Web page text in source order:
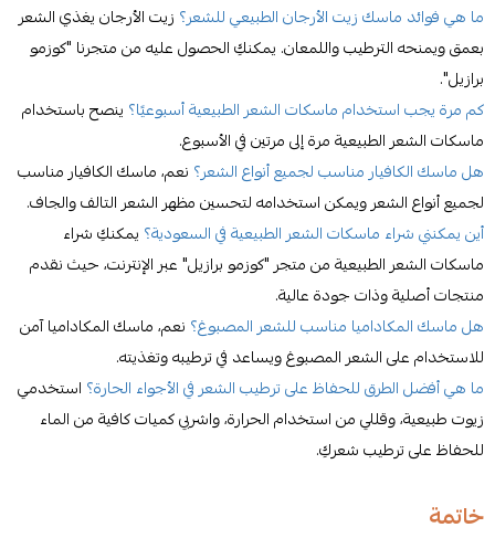
ما هي فوائد ماسك زيت الأرجان الطبيعي للشعر؟ زيت الأرجان يغذي الشعر
بعمق ويمنحه الترطيب واللمعان. يمكنكِ الحصول عليه من متجرنا "كوزمو
برازيل".
كم مرة يجب استخدام ماسكات الشعر الطبيعية أسبوعيًا؟ ينصح باستخدام
ماسكات الشعر الطبيعية مرة إلى مرتين في الأسبوع.
هل ماسك الكافيار مناسب لجميع أنواع الشعر؟ نعم، ماسك الكافيار مناسب
لجميع أنواع الشعر ويمكن استخدامه لتحسين مظهر الشعر التالف والجاف.
أين يمكنني شراء ماسكات الشعر الطبيعية في السعودية؟ يمكنكِ شراء
ماسكات الشعر الطبيعية من متجر "كوزمو برازيل" عبر الإنترنت، حيث نقدم
منتجات أصلية وذات جودة عالية.
هل ماسك المكاداميا مناسب للشعر المصبوغ؟ نعم، ماسك المكاداميا آمن
للاستخدام على الشعر المصبوغ ويساعد في ترطيبه وتغذيته.
ما هي أفضل الطرق للحفاظ على ترطيب الشعر في الأجواء الحارة؟ استخدمي
زيوت طبيعية، وقللي من استخدام الحرارة، واشربي كميات كافية من الماء
للحفاظ على ترطيب شعركِ.
خاتمة